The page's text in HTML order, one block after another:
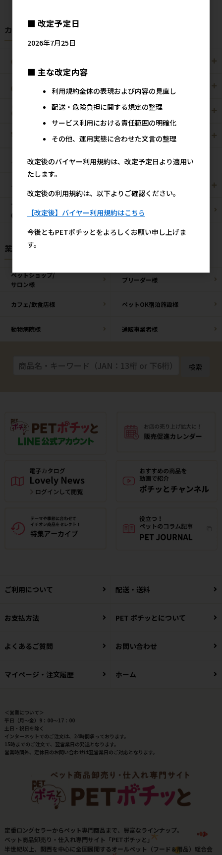
カテゴリから探す
ペット住関連用品
小動物用 鳥用
爬虫・両生類 観賞魚用
昆虫
その他/雑貨
ブリーダーパック
(プロ製品)
まとめ買いお買い得品
業種様別 特設ページ
ペットショップ/
サロン様
ブリーダー様
カフェ/飲食店様 ペットOK宿泊施設様
動物病院様 通販事業者様
検索
ご利用について 配送・送料
お支払方法 PET ポチッとについて
よくあるご質問 お問い合わせ
マイページ・注文履歴 ホーム
＜営業について＞
平日（月～金）9：00～17：00
土日・祝日を除く
インターネットでのご注文は、24時間承っております。
15時までのご注文で、翌営業日の発送となります。
営業時間外、定休日のお問い合わせは翌営業日のご対応となります。
定番ロングセラーからペット専門商品まで、豊富なラインナップ。
ペット商品卸売り・仕入れ専門サイト「PETポチッと」
半世紀以上、関西を中心に全国展開するオールペット（フード＆用品）総合会
■ 改定予定日
2026年7月25日
■ 主な改定内容
利用規約全体の表現および内容の見直し
配送・危険負担に関する規定の整理
サービス利用における責任範囲の明確化
その他、運用実態に合わせた文言の整理
改定後のバイヤー利用規約は、改定予定日より適用い
たします。
改定後の利用規約は、以下よりご確認ください。
【改定後】バイヤー利用規約はこちら
今後ともPETポチッとをよろしくお願い申し上げま
す。